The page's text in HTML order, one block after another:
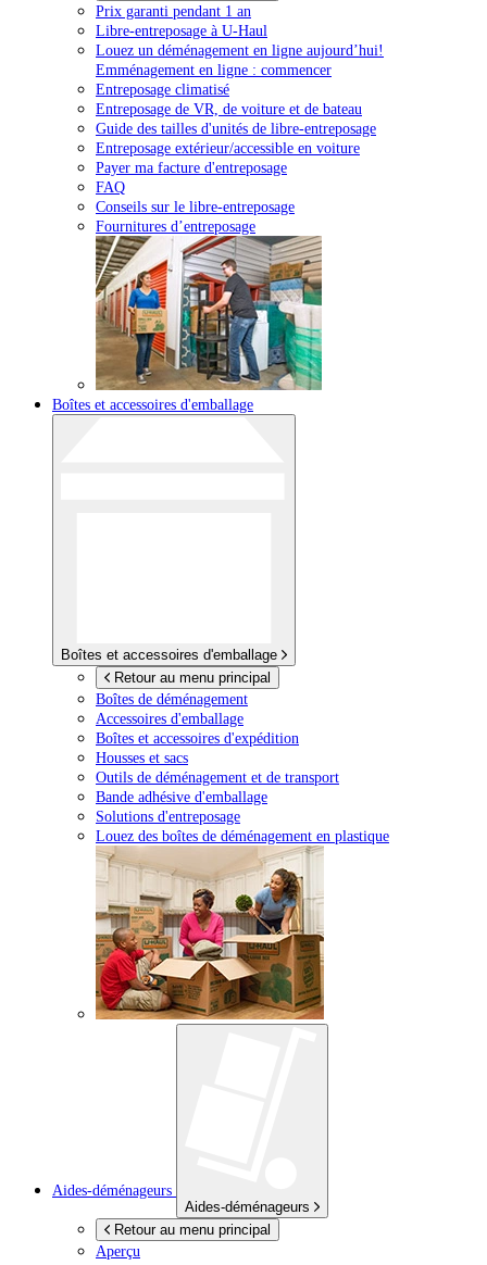
Prix garanti pendant 1 an
Libre-entreposage à U-Haul
Louez un déménagement en ligne aujourd’hui!
Emménagement en ligne : commencer
Entreposage climatisé
Entreposage de VR, de voiture et de bateau
Guide des tailles d'unités de libre-entreposage
Entreposage extérieur/accessible en voiture
Payer ma facture d'entreposage
FAQ
Conseils sur le libre-entreposage
Fournitures d’entreposage
Boîtes et accessoires d'emballage
Boîtes et accessoires d'emballage
Retour au menu principal
Boîtes de déménagement
Accessoires d'emballage
Boîtes et accessoires d'expédition
Housses et sacs
Outils de déménagement et de transport
Bande adhésive d'emballage
Solutions d'entreposage
Louez des boîtes de déménagement en plastique
Aides-déménageurs
Aides-déménageurs
Retour au menu principal
Aperçu